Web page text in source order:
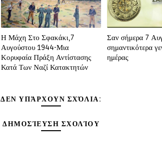
Η Μάχη Στο Σφακάκι,7
Αυγούστου 1944-Μια
Κορυφαία Πράξη Αντίστασης
Κατά Των Ναζί Κατακτητών
Σαν σήμερα 7
σημαντικότερα
ημέρας
ΔΕΝ ΥΠΆΡΧΟΥΝ ΣΧΌΛΙΑ:
ΔΗΜΟΣΊΕΥΣΗ ΣΧΟΛΊΟΥ